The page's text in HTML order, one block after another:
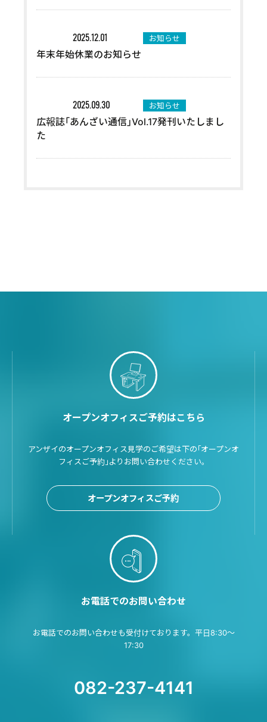
2025.12.01 お知らせ
年末年始休業のお知らせ
2025.09.30 お知らせ
広報誌｢あんざい通信｣Vol.17発刊いたしまし
た
オープンオフィスご予約はこちら
アンザイのオープンオフィス見学のご希望は下の｢オープンオ
フィスご予約｣よりお問い合わせください。
オープンオフィスご予約
お電話でのお問い合わせ
お電話でのお問い合わせも受付けております。平日8:30～
17:30
082-237-4141